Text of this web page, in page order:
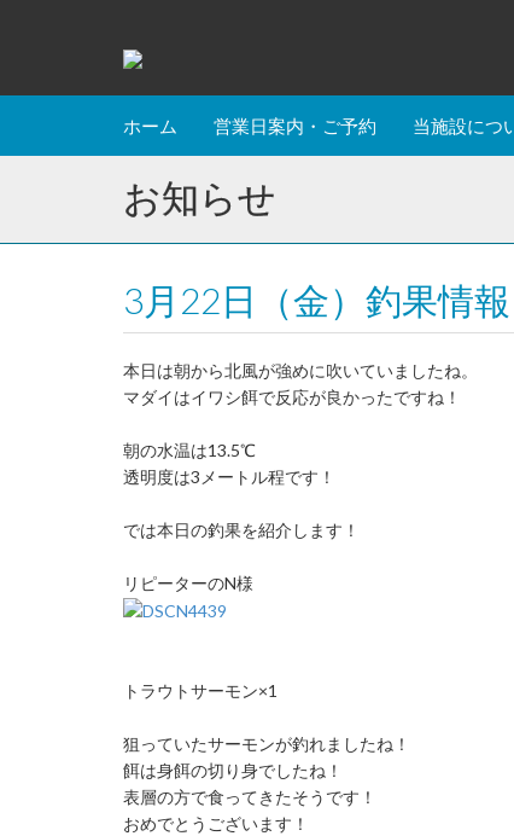
ホーム 営業日案内・ご予約 当施設につ
お知らせ
3月22日（金）釣果情
本日は朝から北風が強めに吹いていましたね。
マダイはイワシ餌で反応が良かったですね！
朝の水温は13.5℃
透明度は3メートル程です！
では本日の釣果を紹介します！
リピーターのN様
トラウトサーモン×1
狙っていたサーモンが釣れましたね！
餌は身餌の切り身でしたね！
表層の方で食ってきたそうです！
おめでとうございます！